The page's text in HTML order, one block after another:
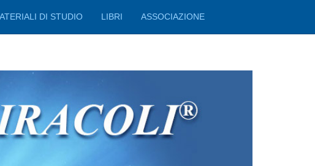
DI STUDIO LIBRI ASSOCIAZIONE